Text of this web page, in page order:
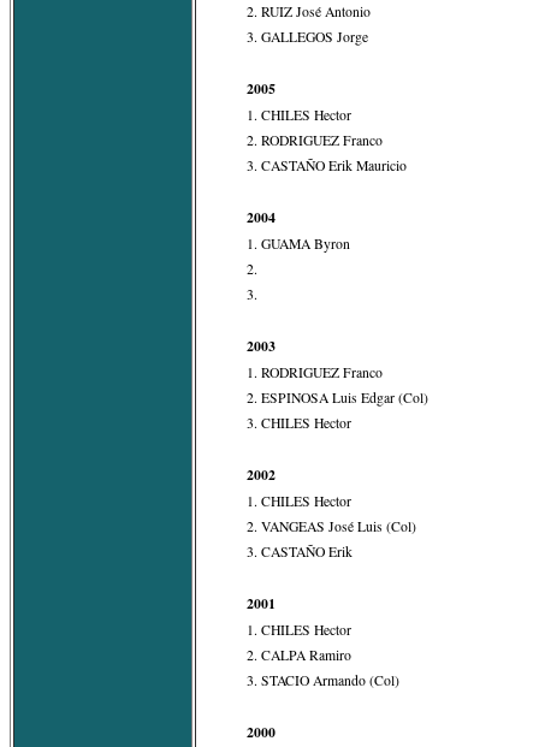
2. RUIZ José Antonio
3. GALLEGOS Jorge
2005
1. CHILES Hector
2. RODRIGUEZ Franco
3. CASTAÑO Erik Mauricio
2004
1. GUAMA Byron
2.
3.
2003
1. RODRIGUEZ Franco
2. ESPINOSA Luis Edgar (Col)
3. CHILES Hector
2002
1. CHILES Hector
2. VANGEAS José Luis (Col)
3. CASTAÑO Erik
2001
1. CHILES Hector
2. CALPA Ramiro
3. STACIO Armando (Col)
2000